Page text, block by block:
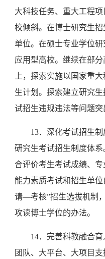
大科技任务、重大工程
校倾斜。在博士研究生
单位。在硕士专业学位
应用型高校。继续在部
上，探索实施以国家重
生计划。探索建立研究
试招生违规违法等问题
13．深化考试招生
研究生考试招生制度体
合评价考生考试成绩、
能力素质考试和招生单
请—考核”招生选拔机制
攻读博士学位的办法。
14．完善科教融合
团队、大平台、大项目